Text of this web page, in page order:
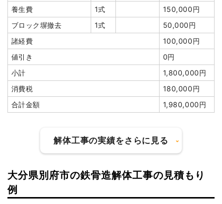
養生費
1式
150,000円
ブロック塀撤去
1式
50,000円
諸経費
100,000円
値引き
0円
小計
1,800,000円
消費税
180,000円
合計金額
1,980,000円
解体工事の実績をさらに見る
大分県別府市の鉄骨造解体工事の見積もり
例